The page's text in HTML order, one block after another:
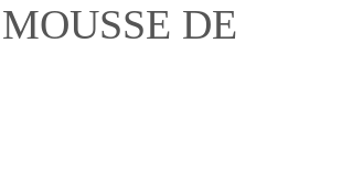
DE